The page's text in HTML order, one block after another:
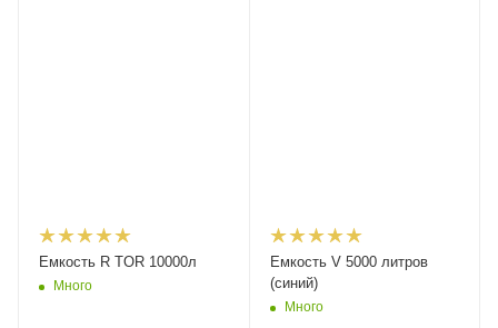
Емкость R TOR 10000л
Много
Емкость V 5000 литров
(синий)
Много